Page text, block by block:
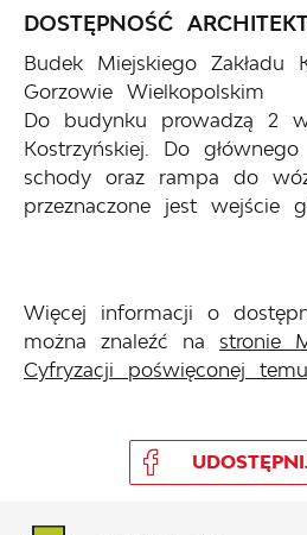
DOSTĘPNOŚĆ
Budek Miejskiego Zakładu
Gorzowie Wielkopolskim
Do budynku prowadzą 2
Kostrzyńskiej. Do
schody oraz rampa do
przeznaczone jest wejście
Więcej informacji o
można znaleźć na stronie
Cyfryzacji poświęconej